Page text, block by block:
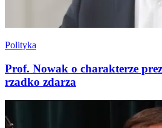
Polityka
Prof. Nowak o charakterze
rzadko zdarza